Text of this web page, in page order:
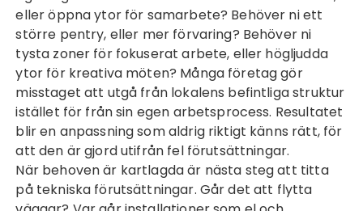
eller öppna ytor för samarbete? Behöver ni ett
större pentry, eller mer förvaring? Behöver ni
tysta zoner för fokuserat arbete, eller högljudda
ytor för kreativa möten? Många företag gör
misstaget att utgå från lokalens befintliga struktur
istället för från sin egen arbetsprocess. Resultatet
blir en anpassning som aldrig riktigt känns rätt, för
att den är gjord utifrån fel förutsättningar.
När behoven är kartlagda är nästa steg att titta
på tekniska förutsättningar. Går det att flytta